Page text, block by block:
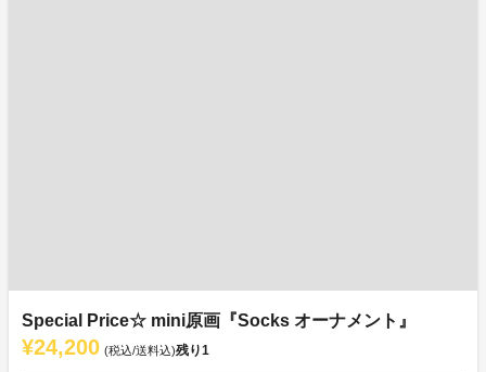
Special Price☆ mini原画『Socks オーナメント』
¥24,200 (税込/送料込)残り1